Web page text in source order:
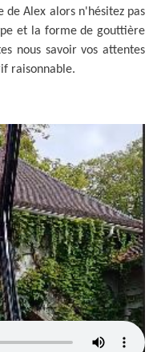
de Alex alors n'hésitez pas
et la forme de gouttière
nous savoir vos attentes
raisonnable.